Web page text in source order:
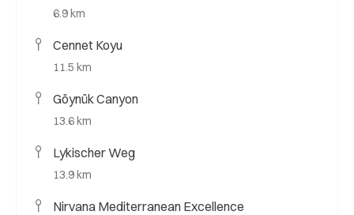
6.9 km
Cennet Koyu
11.5 km
Göynük Canyon
13.6 km
Lykischer Weg
13.9 km
Nirvana Mediterranean Excellence